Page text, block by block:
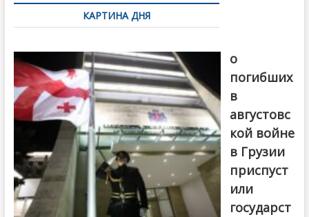
записямКАРТИНА ДНЯ
о
погибших
в
августовс
кой войне
в Грузии
приспуст
или
государст